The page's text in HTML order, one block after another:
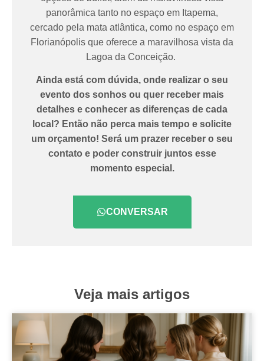
panorâmica tanto no espaço em Itapema,
cercado pela mata atlântica, como no espaço em
Florianópolis que oferece a maravilhosa vista da
Lagoa da Conceição.
Ainda está com dúvida, onde realizar o seu
evento dos sonhos ou quer receber mais
detalhes e conhecer as diferenças de cada
local? Então não perca mais tempo e solicite
um orçamento! Será um prazer receber o seu
contato e poder construir juntos esse
momento especial.
CONVERSAR
Veja mais artigos